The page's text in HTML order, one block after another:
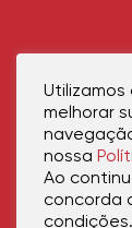
Utilizamos
melhorar
nossa
Ao
concorda
condições.